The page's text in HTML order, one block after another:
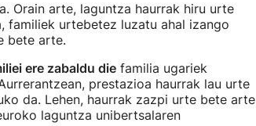
Orain arte, laguntza haurrak hiru urte
familiek urtebetez luzatu ahal izango
bete arte.
ere zabaldu diefamilia ugariek
prestazioa haurrak lau urte
da. Lehen, haurrak zazpi urte bete arte
laguntza unibertsalaren